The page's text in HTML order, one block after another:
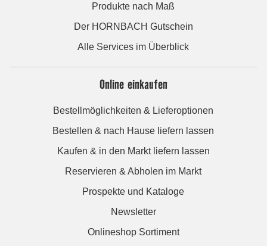
Produkte nach Maß
Der HORNBACH Gutschein
Alle Services im Überblick
Online einkaufen
Bestellmöglichkeiten & Lieferoptionen
Bestellen & nach Hause liefern lassen
Kaufen & in den Markt liefern lassen
Reservieren & Abholen im Markt
Prospekte und Kataloge
Newsletter
Onlineshop Sortiment